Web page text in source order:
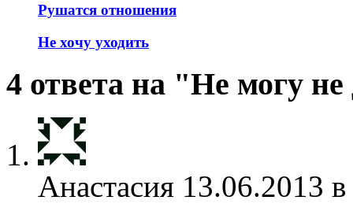
Рушатся отношения
Не хочу уходить
4 ответа на "Не могу
Анастасия 13.06.2013